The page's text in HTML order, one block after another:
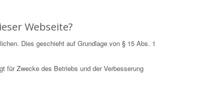
Webseite?
Dies geschieht auf Grundlage von § 15 Abs. 1
für Zwecke des Betriebs und der Verbesserung